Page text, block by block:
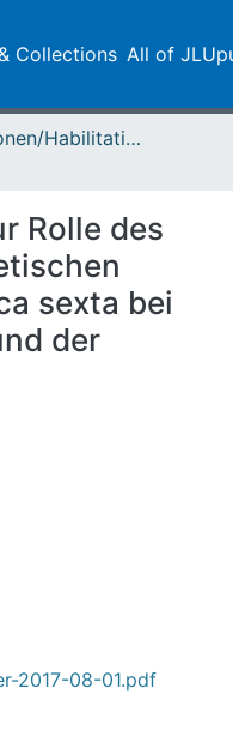
Collections All of
Dissertationen/Habilitationen
Rolle des
sexta bei
der
2017-08-01.pdf